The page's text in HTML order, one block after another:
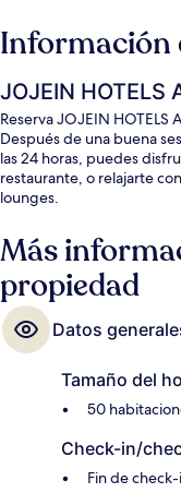
Información
JOJEIN HOTELS
Reserva JOJEIN HOTELS
Después de una buena
las 24 horas, puedes
restaurante, o relajarte
lounges.
Más
propiedad
Datos
Tamaño del
50
Check-in/
Fin de